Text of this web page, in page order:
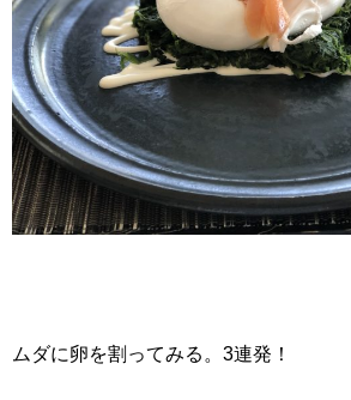
ムダに卵を割ってみる。3連発！